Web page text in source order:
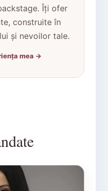
Îți ofer
construite în
și nevoilor tale.
mea →